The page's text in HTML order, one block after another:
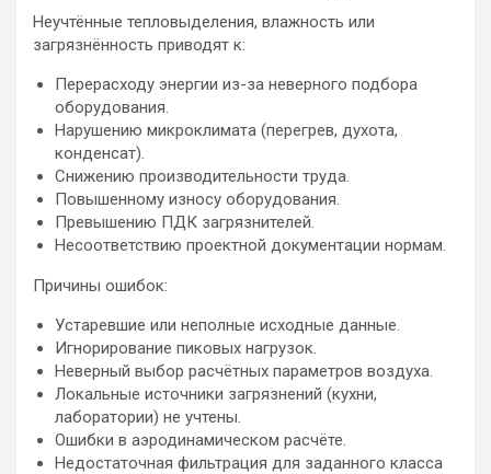
Неучтённые тепловыделения, влажность или
загрязнённость приводят к:
Перерасходу энергии из-за неверного подбора
оборудования.
Нарушению микроклимата (перегрев, духота,
конденсат).
Снижению производительности труда.
Повышенному износу оборудования.
Превышению ПДК загрязнителей.
Несоответствию проектной документации нормам.
Причины ошибок:
Устаревшие или неполные исходные данные.
Игнорирование пиковых нагрузок.
Неверный выбор расчётных параметров воздуха.
Локальные источники загрязнений (кухни,
лаборатории) не учтены.
Ошибки в аэродинамическом расчёте.
Недостаточная фильтрация для заданного класса